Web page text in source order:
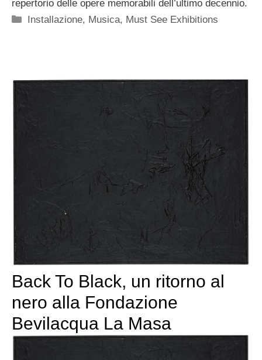
repertorio delle opere memorabili dell’ultimo decennio.
Categorie
Installazione, Musica, Must See Exhibitions
Back To Black, un ritorno al
nero alla Fondazione
Bevilacqua La Masa